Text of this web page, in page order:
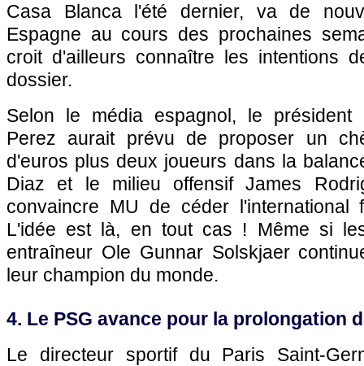
Casa Blanca l'été dernier, va de
Espagne au cours des prochaines
croit d'ailleurs connaître les intentions
dossier.
Selon le média espagnol, le président
Perez aurait prévu de proposer un
d'euros plus deux joueurs dans la
Diaz et le milieu offensif James
convaincre MU de céder l'international
L'idée est là, en tout cas ! Même si
entraîneur Ole Gunnar Solskjaer
leur champion du monde.
4. Le PSG avance pour la prolongation
Le directeur sportif du Paris Saint-